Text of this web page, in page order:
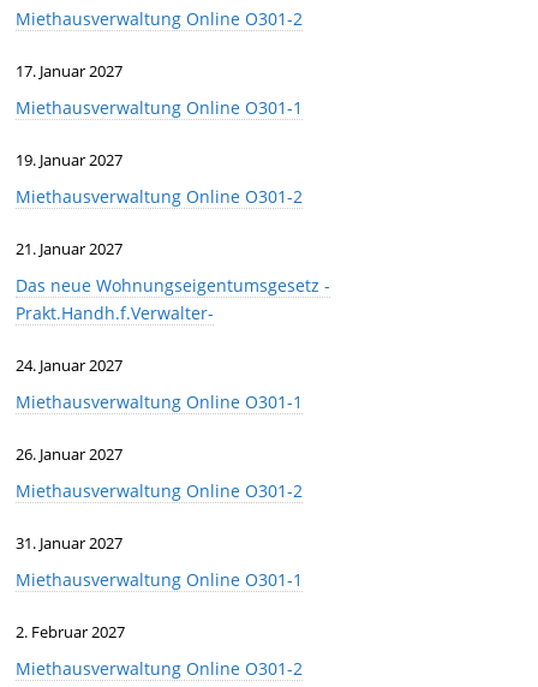
Miethausverwaltung Online O301-2
17. Januar 2027
Miethausverwaltung Online O301-1
19. Januar 2027
Miethausverwaltung Online O301-2
21. Januar 2027
Das neue Wohnungseigentumsgesetz -
Prakt.Handh.f.Verwalter-
24. Januar 2027
Miethausverwaltung Online O301-1
26. Januar 2027
Miethausverwaltung Online O301-2
31. Januar 2027
Miethausverwaltung Online O301-1
2. Februar 2027
Miethausverwaltung Online O301-2